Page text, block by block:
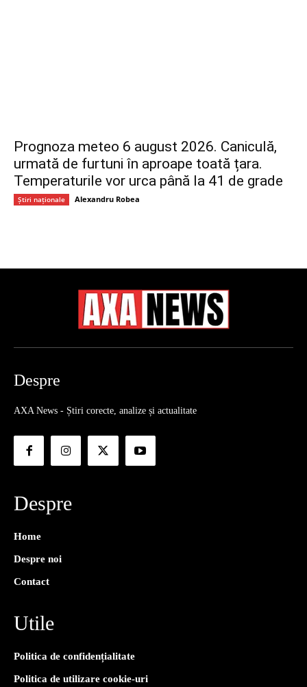
Prognoza meteo 6 august 2026. Caniculă,
urmată de furtuni în aproape toată țara.
Temperaturile vor urca până la 41 de grade
Știri naționale Alexandru Robea
Despre
AXA News - Știri corecte, analize și actualitate
Despre
Home
Despre noi
Contact
Utile
Politica de confidențialitate
Politica de utilizare cookie-uri